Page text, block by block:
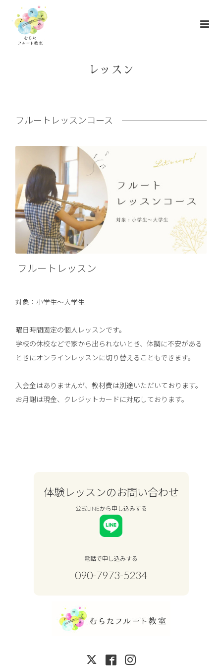
レッスン
フルートレッスンコース
フルートレッスン
対象：小学生～大学生
曜日時間固定の個人レッスンです。
学校の休校などで家から出られないとき、体調に不安がある
ときにオンラインレッスンに切り替えることもできます。
入会金はありませんが、教材費は別途いただいております。
お月謝は現金、クレジットカードに対応しております。
体験レッスンのお問い合わせ
公式LINEから申し込みする
電話で申し込みする
090-7973-5234